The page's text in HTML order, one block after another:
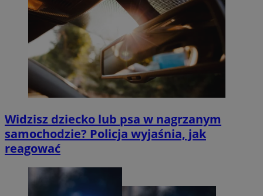
Widzisz dziecko lub psa w nagrzanym
samochodzie? Policja wyjaśnia, jak
reagować